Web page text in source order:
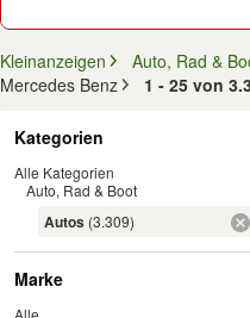
Kleinanzeigen
Auto, Rad &
Mercedes Benz
1 - 25 von
Kategorien
Alle Kategorien
Auto, Rad & Boot
Autos (3.309)
Marke
Alle